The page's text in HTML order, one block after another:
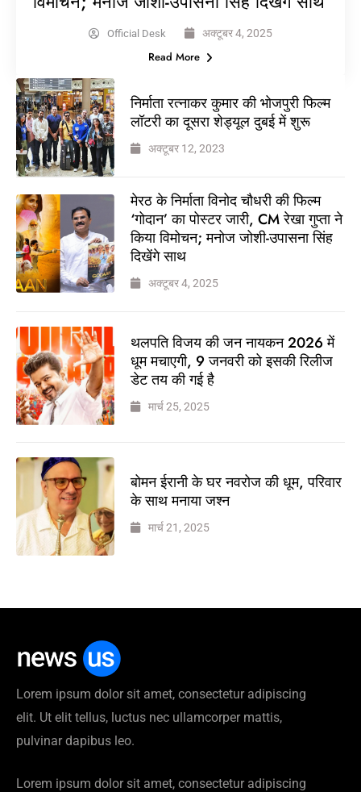
Official Desk अक्टूबर 4, 2025
Read More
निर्माता रत्नाकर कुमार की भोजपुरी फिल्म
लॉटरी का दूसरा शेड्यूल दुबई में शुरू
अक्टूबर 12, 2023
मेरठ के निर्माता विनोद चौधरी की फिल्म
‘गोदान’ का पोस्टर जारी, CM रेखा गुप्ता ने
किया विमोचन; मनोज जोशी-उपासना सिंह
दिखेंगे साथ
अक्टूबर 4, 2025
थलपति विजय की जन नायकन 2026 में
धूम मचाएगी, 9 जनवरी को इसकी रिलीज
डेट तय की गई है
मार्च 25, 2025
बोमन ईरानी के घर नवरोज की धूम, परिवार
के साथ मनाया जश्न
मार्च 21, 2025
Lorem ipsum dolor sit amet, consectetur adipiscing
elit. Ut elit tellus, luctus nec ullamcorper mattis,
pulvinar dapibus leo.
Lorem ipsum dolor sit amet, consectetur adipiscing